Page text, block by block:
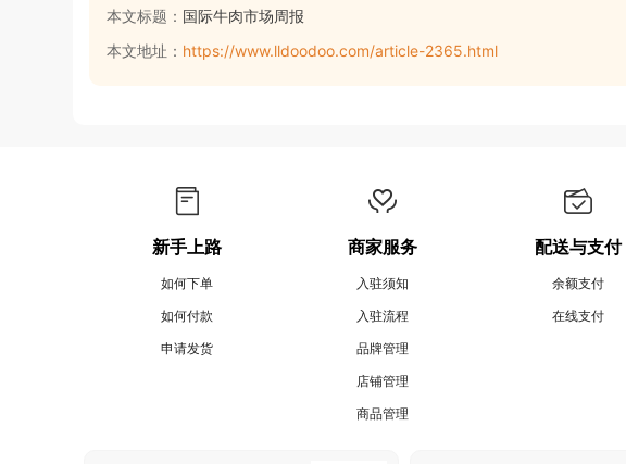
本文标题： 国际牛肉市场周报
本文地址： https://www.lldoodoo.com/article-2365.html
新手上路
如何下单
如何付款
申请发货
商家服务
入驻须知
入驻流程
品牌管理
店铺管理
商品管理
配送与支付
余额支付
在线支付